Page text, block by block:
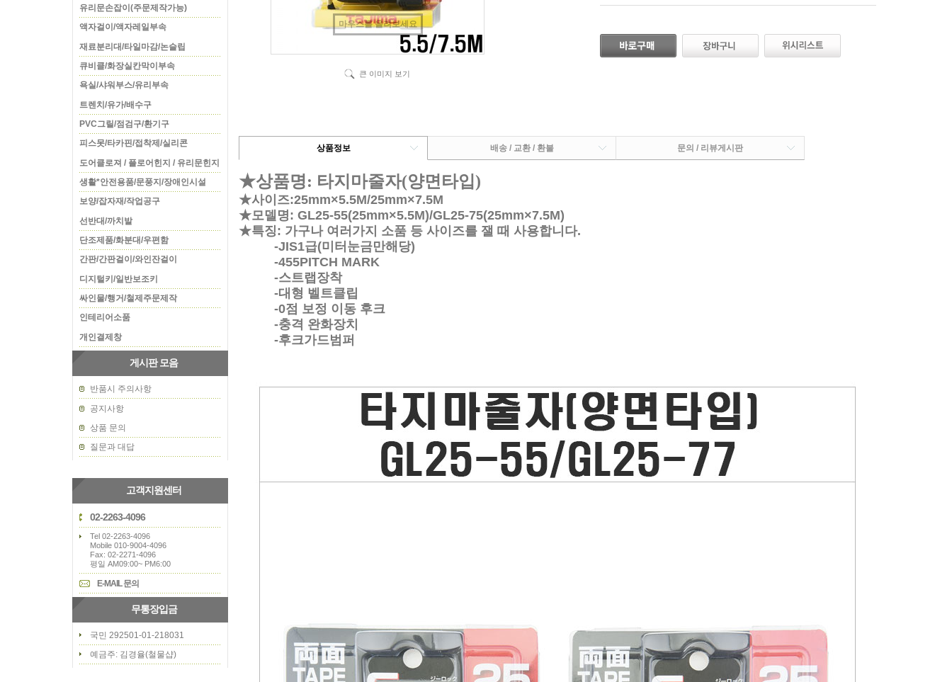
유리문손잡이(주문제작가능)
액자걸이/액자레일부속
재료분리대/타일마감/논슬립
큐비클/화장실칸막이부속
욕실/샤워부스/유리부속
트렌치/유가/배수구
PVC그릴/점검구/환기구
피스못/타카핀/접착제/실리콘
도어클로져 / 플로어힌지 / 유리문힌지
생활*안전용품/문풍지/장애인시설
보양/잡자재/작업공구
선반대/까치발
단조제품/화분대/우편함
간판/간판걸이/와인잔걸이
디지털키/일반보조키
싸인물/행거/철제주문제작
인테리어소품
개인결제창
게시판 모음
반품시 주의사항
공지사항
상품 문의
질문과 대답
고객지원센터
02-2263-4096
Tel 02-2263-4096
Mobile 010-9004-4096
Fax: 02-2271-4096
평일 AM09:00~ PM6:00
E-MAIL 문의
무통장입금
국민 292501-01-218031
예금주: 김경율(철물샵)
마우스를 올려보세요
큰 이미지 보기
상품정보 배송 / 교환 / 환불 문의 / 리뷰게시판
★상품명: 타지마줄자(양면타입)
★사이즈:25mm×5.5M/25mm×7.5M
★모델명: GL25-55(25mm×5.5M)/GL25-75(25mm×7.5M)
★특징: 가구나 여러가지 소품 등 사이즈를 잴 때 사용합니다.
-JIS1급(미터눈금만해당)
-455PITCH MARK
-스트랩장착
-대형 벨트클립
-0점 보정 이동 후크
-충격 완화장치
-후크가드범퍼